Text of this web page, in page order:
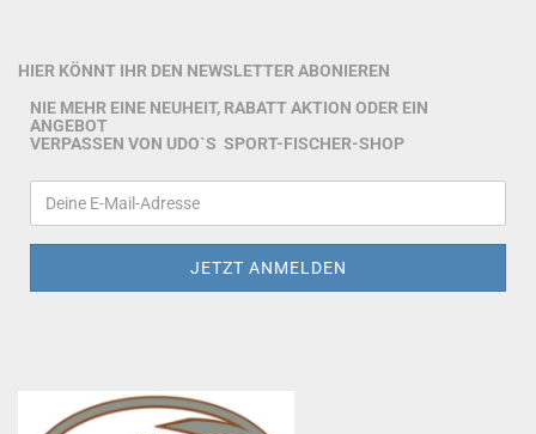
HIER KÖNNT IHR DEN NEWSLETTER ABONIEREN
NIE MEHR EINE NEUHEIT, RABATT AKTION ODER EIN
ANGEBOT
VERPASSEN VON UDO`S SPORT-FISCHER-SHOP